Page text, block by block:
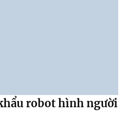
robot hình người